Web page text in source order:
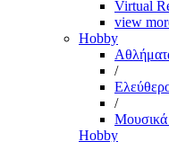
Virtual
view
Hobby
/
/
Hobby